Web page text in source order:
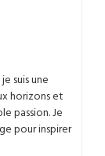
suis une
horizons et
passion. Je
pour inspirer